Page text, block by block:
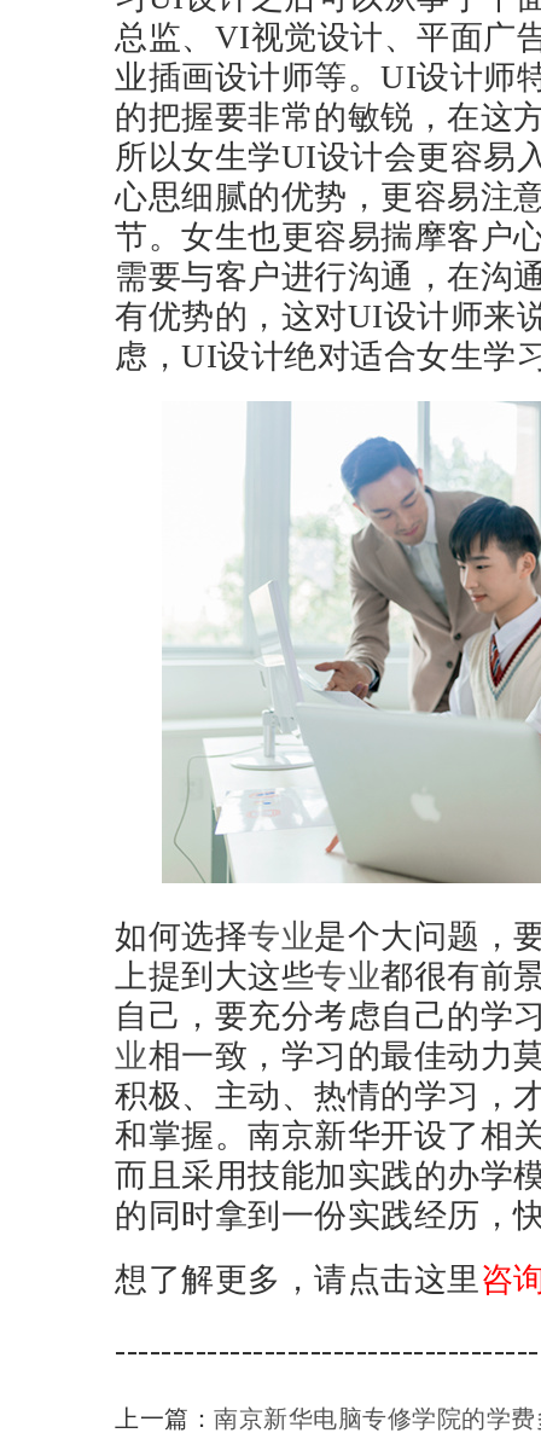
总监、VI视觉设计、平面广
业插画设计师等。UI设计师
的把握要非常的敏锐，在这
所以女生学UI设计会更容易
心思细腻的优势，更容易注
节。女生也更容易揣摩客户
需要与客户进行沟通，在沟
有优势的，这对UI设计师来
虑，UI设计绝对适合女生学
如何选择专业是个大问题，
上提到大这些专业都很有前
自己，要充分考虑自己的学
业相一致，学习的最佳动力
积极、主动、热情的学习，
和掌握。南京新华开设了相
而且采用技能加实践的办学
的同时拿到一份实践经历，
想了解更多，请点击这里 咨
上一篇： 南京新华电脑专修学院的学